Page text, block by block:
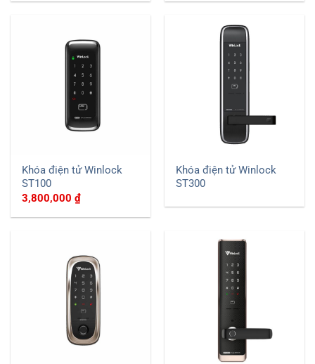
Khóa điện tử Winlock
ST100
3,800,000₫
Khóa điện tử Winlock
ST300